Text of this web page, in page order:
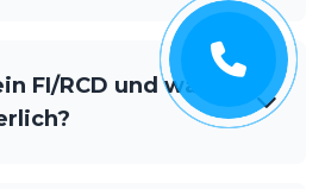
FI/RCD und wann